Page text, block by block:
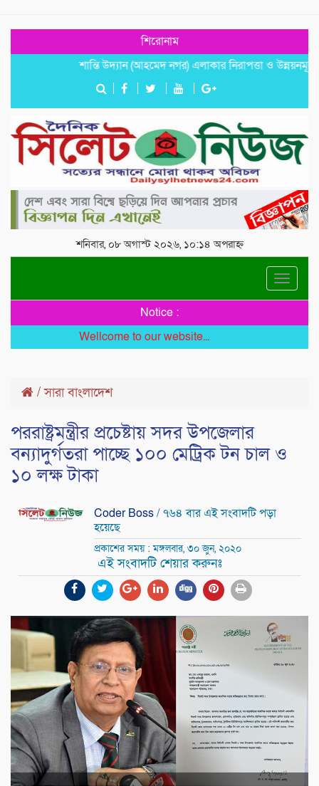
শিরোনাম
শান্তি উদ্যান (আহমেদ নগর) এলাকার নিরাপত্তা ও উন্নয়নমূলক জরুরি
শনিবার, ০৮ অগাস্ট ২০২৬, ১০:১৪ অপরাহ্ন
Toggle
Notice :
Wellcome to our website...
/সারা বাংলাদেশ
পররাষ্ট্রমন্ত্রীর প্রচেষ্টায় সদর উপজেলার
বন্যাদুর্গতরা পাচ্ছে ১০০ মেট্রিক টন চাল ও
১০ লক্ষ টাকা
Coder Boss/ ৭৬৪ বার এই সংবাদটি পড়া
হয়েছে
প্রকাশের সময় : মঙ্গলবার, ৩০ জুন, ২০২০
এই সংবাদটি শেয়ার করুনঃ